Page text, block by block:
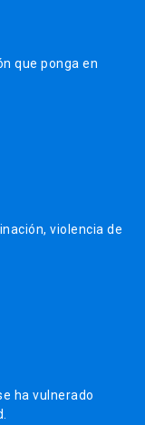
que ponga en
violencia de
ha vulnerado